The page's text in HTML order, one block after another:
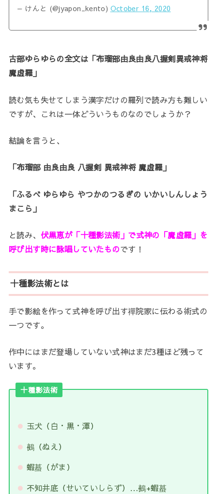
— けんと (@jyapon_kento) October 16, 2020
古部ゆらゆらの全文は「布瑠部由良由良八握剣異戒神将
魔虚羅」
読む気も失せてしまう漢字だけの羅列で読み方も難しい
ですが、これは一体どういうものなのでしょうか？
結論を言うと、
「布瑠部 由良由良 八握剣 異戒神将 魔虚羅」
「ふるべ ゆらゆら やつかのつるぎの いかいしんしょう
まこら」
と読み、 伏黒恵が「十種影法術」で式神の「魔虚羅」を
呼び出す時に詠唱していたものです！
十種影法術とは
手で影絵を作って式神を呼び出す禪院家に伝わる術式の
一つです。
作中にはまだ登場していない式神はまだ3種ほど残って
います。
十種影法術
玉犬（白・黒・渾）
鵺（ぬえ）
蝦蟇（がま）
不知井底（せいていしらず）…鵺+蝦蟇